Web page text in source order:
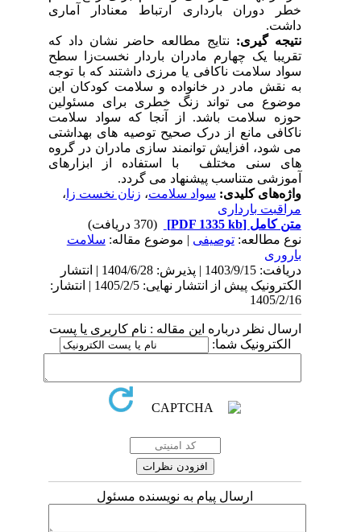
خطر دوران بارداری ارتباط معنادار آماری
داشت.
نتیجه گیری:نتایج مطالعه حاضر نشان داد که
تقریبا یک چهارم مادران باردار نخست‌زا سطح
سواد سلامت ناکافی یا مرزی داشتند که با توجه
به نقش مادر در خانواده و سلامت کودکان این
موضوع می تواند زنگ خطری برای مسئولین
حوزه سلامت باشد. از آنجا که سواد سلامت
ناکافی مانع از درک صحیح توصیه‌ های بهداشتی
می شود، افزایش توانمند سازی مادران در گروه
های سنی مختلف با استفاده از ابزارهای
آموزشی متناسب پیشنهاد می گردد.
واژه‌های کلیدی:سواد سلامت،زنان نخست زا ،
مراقبت بارداری
متن کامل[PDF 1335 kb]
نوع مطالعه:توصیفی| موضوع مقاله:سلامت
باروری
دریافت: 1403/9/15 | پذیرش: 1404/6/28 | انتشار
الکترونیک پیش از انتشار نهایی: 1405/2/5 | انتشار:
1405/2/16
ارسال نظر درباره این مقاله : نام کاربری یا پست
الکترونیک شما:
ارسال پیام به نویسنده مسئول